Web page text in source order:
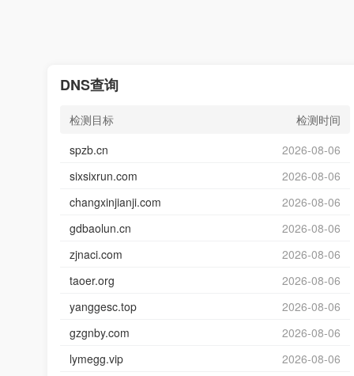
DNS查询
检测目标
检测时间
spzb.cn
2026-08-06
sixsixrun.com
2026-08-06
changxinjianji.com
2026-08-06
gdbaolun.cn
2026-08-06
zjnaci.com
2026-08-06
taoer.org
2026-08-06
yanggesc.top
2026-08-06
gzgnby.com
2026-08-06
lymegg.vip
2026-08-06